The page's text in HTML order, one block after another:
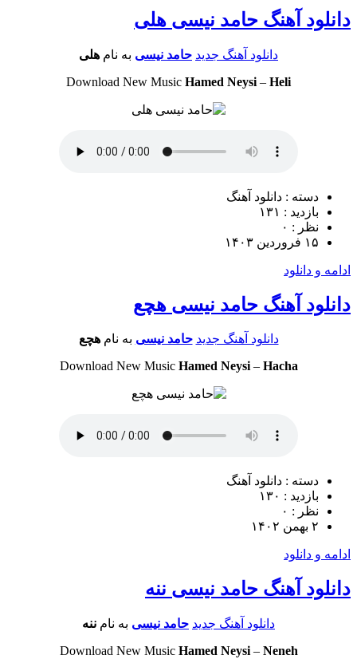
دانلود آهنگ حامد نیسی هلی
دانلود آهنگ جدید حامد نیسی به نام هلی
Download New Music Hamed Neysi – Heli
دسته : دانلود آهنگ
بازدید : ۱۳۱
نظر : ۰
۱۵ فروردین ۱۴۰۳
ادامه و دانلود
دانلود آهنگ حامد نیسی هچع
دانلود آهنگ جدید حامد نیسی به نامهچع
Download New Music Hamed Neysi– Hacha
دسته : دانلود آهنگ
بازدید : ۱۳۰
نظر : ۰
۲ بهمن ۱۴۰۲
ادامه و دانلود
دانلود آهنگ حامد نیسی ننه
دانلود آهنگ جدید حامد نیسی به نام ننه
Download New Music Hamed Neysi– Neneh